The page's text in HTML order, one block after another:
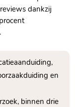
dankzij
en
binnen drie